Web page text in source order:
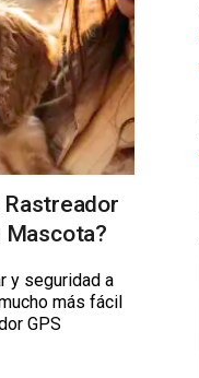
Rastreador
Mascota?
y seguridad a
más fácil
GPS